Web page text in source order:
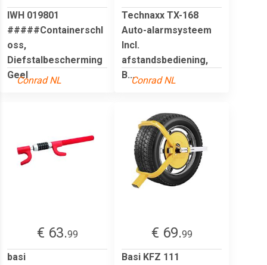
IWH 019801
#####Containerschl
oss,
Diefstalbescherming
GeelConrad NL
Technaxx TX-168
Auto-alarmsysteem
Incl.
afstandsbediening,
B...Conrad NL
€ 63.99
basi
€ 69.99
Basi KFZ 111